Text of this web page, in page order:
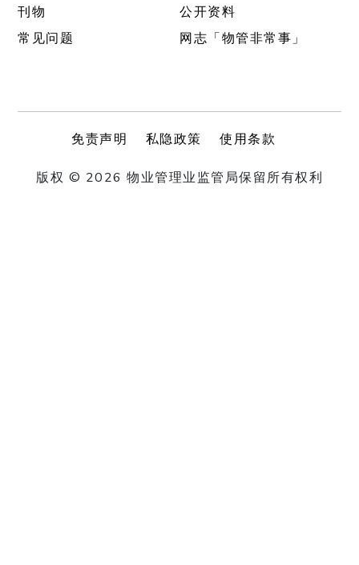
刊物
公开资料
常见问题
网志「物管非常事」
免责声明 私隐政策 使用条款
版权 © 2026 物业管理业监管局保留所有权利